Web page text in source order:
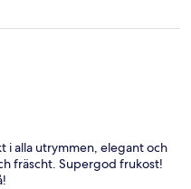
i alla utrymmen, elegant och
fräscht. Supergod frukost!